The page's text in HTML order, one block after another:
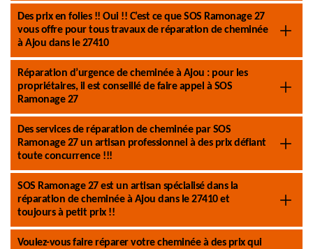
Des prix en folies !! Oui !! C’est ce que SOS Ramonage 27
vous offre pour tous travaux de réparation de cheminée
à Ajou dans le 27410
Réparation d’urgence de cheminée à Ajou : pour les
propriétaires, il est conseillé de faire appel à SOS
Ramonage 27
Des services de réparation de cheminée par SOS
Ramonage 27 un artisan professionnel à des prix défiant
toute concurrence !!!
SOS Ramonage 27 est un artisan spécialisé dans la
réparation de cheminée à Ajou dans le 27410 et
toujours à petit prix !!
Voulez-vous faire réparer votre cheminée à des prix qui